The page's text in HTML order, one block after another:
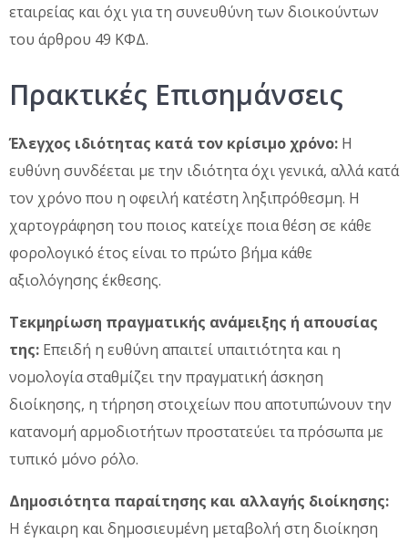
εταιρείας και όχι για τη συνευθύνη των διοικούντων
του άρθρου 49 ΚΦΔ.
Πρακτικές Επισημάνσεις
Έλεγχος ιδιότητας κατά τον κρίσιμο χρόνο: Η
ευθύνη συνδέεται με την ιδιότητα όχι γενικά, αλλά κατά
τον χρόνο που η οφειλή κατέστη ληξιπρόθεσμη. Η
χαρτογράφηση του ποιος κατείχε ποια θέση σε κάθε
φορολογικό έτος είναι το πρώτο βήμα κάθε
αξιολόγησης έκθεσης.
Τεκμηρίωση πραγματικής ανάμειξης ή απουσίας
της: Επειδή η ευθύνη απαιτεί υπαιτιότητα και η
νομολογία σταθμίζει την πραγματική άσκηση
διοίκησης, η τήρηση στοιχείων που αποτυπώνουν την
κατανομή αρμοδιοτήτων προστατεύει τα πρόσωπα με
τυπικό μόνο ρόλο.
Δημοσιότητα παραίτησης και αλλαγής διοίκησης:
Η έγκαιρη και δημοσιευμένη μεταβολή στη διοίκηση